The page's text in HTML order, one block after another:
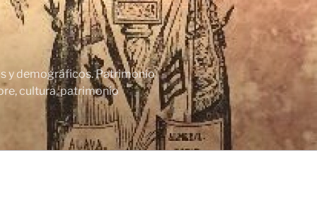
y demográficos. Patrimonio
cultura, patrimonio